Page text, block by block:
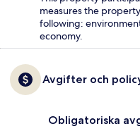
measures the
following:
economy.
Avgifter och
Obligatoriska